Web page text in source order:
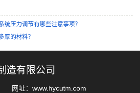
统压力调节有哪些注意事项？
厚的材料？
造有限公司
网址：www.hycutm.com